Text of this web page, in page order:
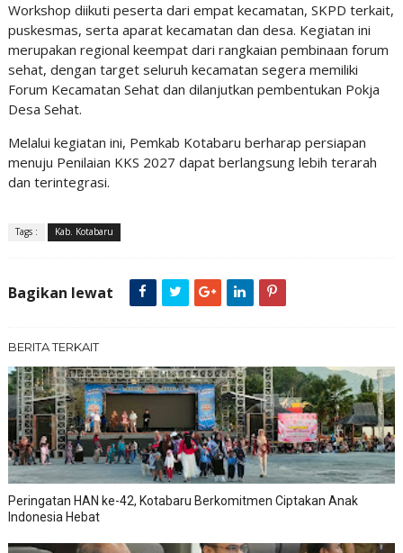
Workshop diikuti peserta dari empat kecamatan, SKPD terkait,
puskesmas, serta aparat kecamatan dan desa. Kegiatan ini
merupakan regional keempat dari rangkaian pembinaan forum
sehat, dengan target seluruh kecamatan segera memiliki
Forum Kecamatan Sehat dan dilanjutkan pembentukan Pokja
Desa Sehat.
Melalui kegiatan ini, Pemkab Kotabaru berharap persiapan
menuju Penilaian KKS 2027 dapat berlangsung lebih terarah
dan terintegrasi.
Tags : Kab. Kotabaru
Bagikan lewat
BERITA TERKAIT
Peringatan HAN ke-42, Kotabaru Berkomitmen Ciptakan Anak
Indonesia Hebat